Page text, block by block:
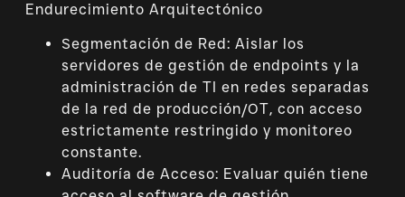
Endurecimiento Arquitectónico
Segmentación de Red: Aislar los
servidores de gestión de endpoints y la
administración de TI en redes separadas
de la red de producción/OT, con acceso
estrictamente restringido y monitoreo
constante.
Auditoría de Acceso: Evaluar quién tiene